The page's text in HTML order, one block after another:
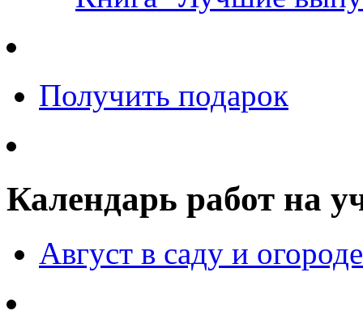
Получить подарок
Календарь работ на
Август в саду и огороде